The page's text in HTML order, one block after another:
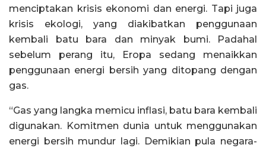
menciptakan krisis ekonomi dan energi. Tapi juga
krisis ekologi, yang diakibatkan penggunaan
kembali batu bara dan minyak bumi. Padahal
sebelum perang itu, Eropa sedang menaikkan
penggunaan energi bersih yang ditopang dengan
gas.
“Gas yang langka memicu inflasi, batu bara kembali
digunakan. Komitmen dunia untuk menggunakan
energi bersih mundur lagi. Demikian pula negara-